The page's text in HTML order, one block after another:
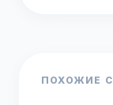
ПОХОЖИЕ